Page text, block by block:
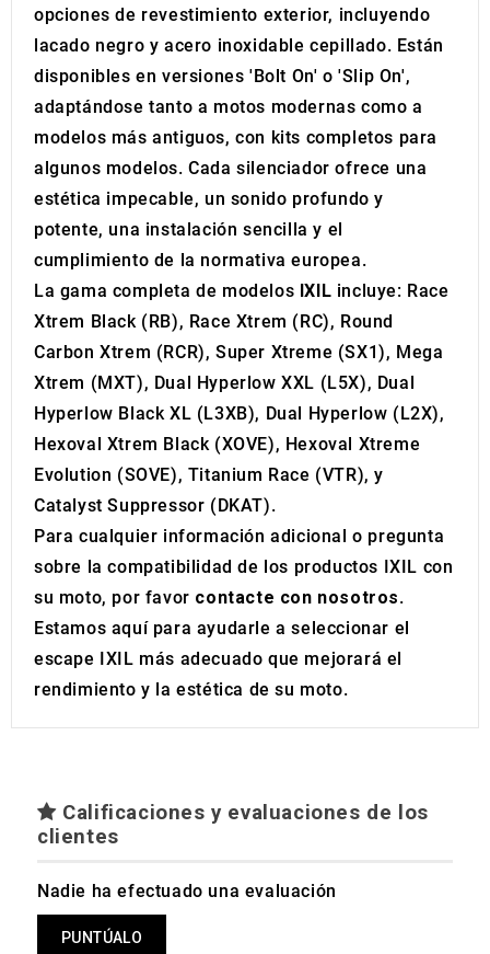
provided to them or that they’ve collected from your use
of their services.
opciones de revestimiento exterior, incluyendo
lacado negro y acero inoxidable cepillado. Están
disponibles en versiones 'Bolt On' o 'Slip On',
adaptándose tanto a motos modernas como a
modelos más antiguos, con kits completos para
algunos modelos. Cada silenciador ofrece una
estética impecable, un sonido profundo y
potente, una instalación sencilla y el
cumplimiento de la normativa europea.
La gama completa de modelos IXIL incluye: Race
Xtrem Black (RB), Race Xtrem (RC), Round
Carbon Xtrem (RCR), Super Xtreme (SX1), Mega
Xtrem (MXT), Dual Hyperlow XXL (L5X), Dual
Hyperlow Black XL (L3XB), Dual Hyperlow (L2X),
Hexoval Xtrem Black (XOVE), Hexoval Xtreme
Evolution (SOVE), Titanium Race (VTR), y
Catalyst Suppressor (DKAT).
Para cualquier información adicional o pregunta
sobre la compatibilidad de los productos IXIL con
su moto, por favor contacte con nosotros.
Estamos aquí para ayudarle a seleccionar el
escape IXIL más adecuado que mejorará el
rendimiento y la estética de su moto.
Calificaciones y evaluaciones de los
clientes
Nadie ha efectuado una evaluación
PUNTÚALO